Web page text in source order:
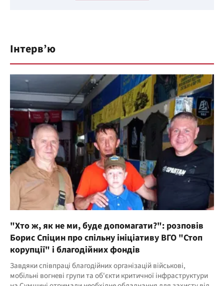
Інтерв’ю
"Хто ж, як не ми, буде допомагати?": розповів
Борис Спіцин про спільну ініціативу ВГО "Стоп
корупції" і благодійних фондів
Завдяки співпраці благодійних організацій військові,
мобільні вогневі групи та об'єкти критичної інфраструктури